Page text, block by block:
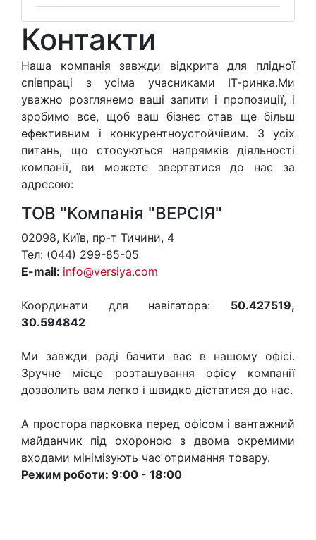
Контакти
Наша компанія завжди відкрита для плідної
співпраці з усіма учасниками ІТ-ринка.Ми
уважно розглянемо ваші запити і пропозиції, і
зробимо все, щоб ваш бізнес став ще більш
ефективним і конкурентноустойчівим. З усіх
питань, що стосуються напрямків діяльності
компанії, ви можете звертатися до нас за
адресою:
ТОВ "Компанія "ВЕРСІЯ"
02098, Київ, пр-т Тичини, 4
Тел: (044) 299-85-05
E-mail: info@versiya.com
Координати для навігатора: 50.427519,
30.594842
Ми завжди раді бачити вас в нашому офісі.
Зручне місце розташування офісу компанії
дозволить вам легко і швидко дістатися до нас.
А простора парковка перед офісом і вантажний
майданчик під охороною з двома окремими
входами мінімізують час отримання товару.
Режим роботи: 9:00 - 18:00